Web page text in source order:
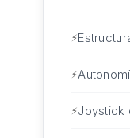
Joystick